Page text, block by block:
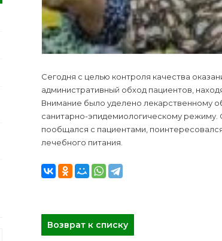
Сегодня с целью контроля качества
административный обход пациентов,
Внимание было уделено лекарственному
санитарно-эпидемиологическому режиму.
пообщался с пациентами,
лечебного питания.
Возврат к списку